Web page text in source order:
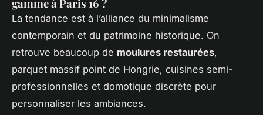
gamme à Paris 16 ?
La tendance est à l’alliance du minimalisme
contemporain et du patrimoine historique. On
retrouve beaucoup de moulures restaurées,
parquet massif point de Hongrie, cuisines semi-
professionnelles et domotique discrète pour
personnaliser les ambiances.